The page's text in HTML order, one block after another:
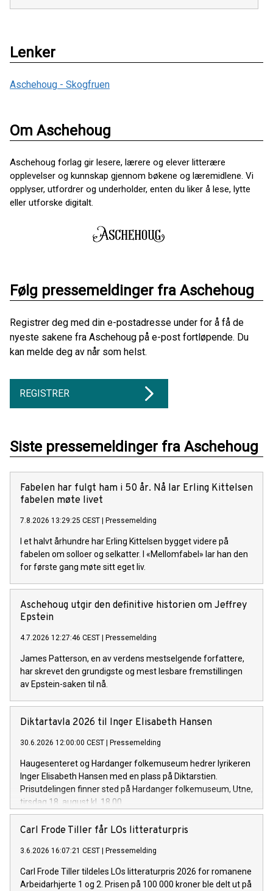
Lenker
Aschehoug - Skogfruen
Om Aschehoug
Aschehoug forlag gir lesere, lærere og elever litterære
opplevelser og kunnskap gjennom bøkene og læremidlene. Vi
opplyser, utfordrer og underholder, enten du liker å lese, lytte
eller utforske digitalt.
Følg pressemeldinger fra Aschehoug
Registrer deg med din e-postadresse under for å få de
nyeste sakene fra Aschehoug på e-post fortløpende. Du
kan melde deg av når som helst.
REGISTRER
Siste pressemeldinger fra Aschehoug
Fabelen har fulgt ham i 50 år. Nå lar Erling Kittelsen
fabelen møte livet
7.8.2026 13:29:25 CEST | Pressemelding
I et halvt århundre har Erling Kittelsen bygget videre på
fabelen om solloer og selkatter. I «Mellomfabel» lar han den
for første gang møte sitt eget liv.
Aschehoug utgir den definitive historien om Jeffrey
Epstein
4.7.2026 12:27:46 CEST | Pressemelding
James Patterson, en av verdens mestselgende forfattere,
har skrevet den grundigste og mest lesbare fremstillingen
av Epstein-saken til nå.
Diktartavla 2026 til Inger Elisabeth Hansen
30.6.2026 12:00:00 CEST | Pressemelding
Haugesenteret og Hardanger folkemuseum hedrer lyrikeren
Inger Elisabeth Hansen med en plass på Diktarstien.
Prisutdelingen finner sted på Hardanger folkemuseum, Utne,
tirsdag 18. august kl. 18.00.
Carl Frode Tiller får LOs litteraturpris
3.6.2026 16:07:21 CEST | Pressemelding
Carl Frode Tiller tildeles LOs litteraturpris 2026 for romanene
Arbeidarhjerte 1 og 2. Prisen på 100 000 kroner ble delt ut på